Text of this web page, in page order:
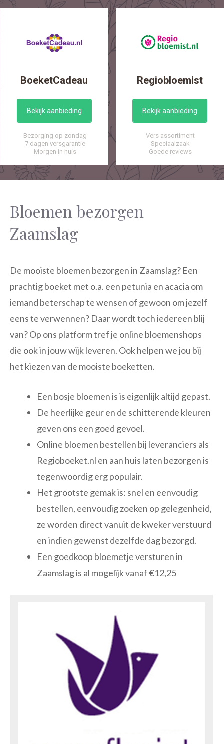
BoeketCadeau
Bekijk aanbieding
Bezorging op zondag
7 dagen versgarantie
Morgen in huis
Regiobloemist
Bekijk aanbieding
Vers assortiment
Speciaalzaak
Goede reviews
Bloemen bezorgen
Zaamslag
De mooiste bloemen bezorgen in Zaamslag? Een
prachtig boeket met o.a. een petunia en acacia om
iemand beterschap te wensen of gewoon om jezelf
eens te verwennen? Daar wordt toch iedereen blij
van? Op ons platform tref je online bloemenshops
die ook in jouw wijk leveren. Ook helpen we jou bij
het kiezen van de mooiste boeketten.
Een bosje bloemen is is eigenlijk altijd gepast.
De heerlijke geur en de schitterende kleuren
geven ons een goed gevoel.
Online bloemen bestellen bij leveranciers als
Regioboeket.nl en aan huis laten bezorgen is
tegenwoordig erg populair.
Het grootste gemak is: snel en eenvoudig
bestellen, eenvoudig zoeken op gelegenheid,
ze worden direct vanuit de kweker verstuurd
en indien gewenst dezelfde dag bezorgd.
Een goedkoop bloemetje versturen in
Zaamslag is al mogelijk vanaf €12,25